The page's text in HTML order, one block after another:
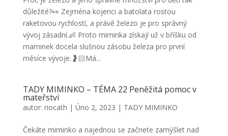
důležité?👀 Zejména kojenci a batolata rostou
raketovou rychlostí, a právě železo je pro správný
vývoj zásadní.👶 Proto miminka získají už v bříšku od
maminek docela slušnou zásobu železa pro první
měsíce vývoje.🤰🏻Má...
TADY MIMINKO – TÉMA 22 Peněžitá pomoc v
mateřství
autor: riocath | Úno 2, 2023 | TADY MIMINKO
Čekáte miminko a najednou se začnete zamýšlet nad